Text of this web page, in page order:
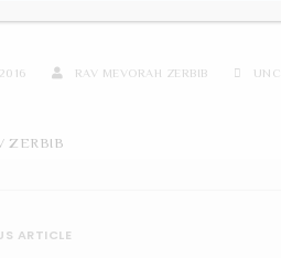
RAV MEVORAH ZERBIB
ZERBIB
ARTICLE